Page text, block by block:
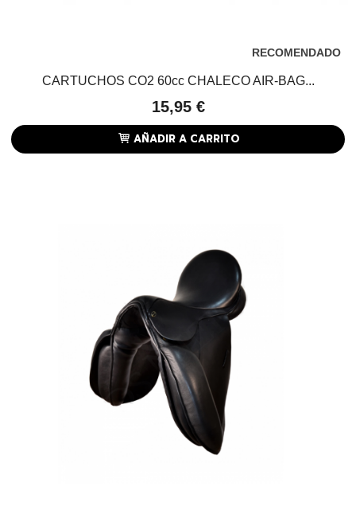
RECOMENDADO
CARTUCHOS CO2 60cc CHALECO AIR-BAG...
15,95 €
AÑADIR A CARRITO